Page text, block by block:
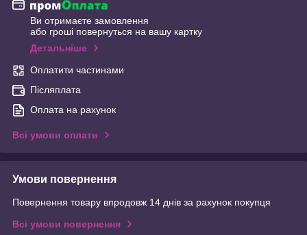
Ви отримаєте замовлення
або гроші повернуться на вашу картку
Детальніше
Оплатити частинами
Післяплата
Оплата на рахунок
Всі умови оплати
Умови повернення
Повернення товару впродовж 14 днів за рахунок покупця
Всі умови повернення